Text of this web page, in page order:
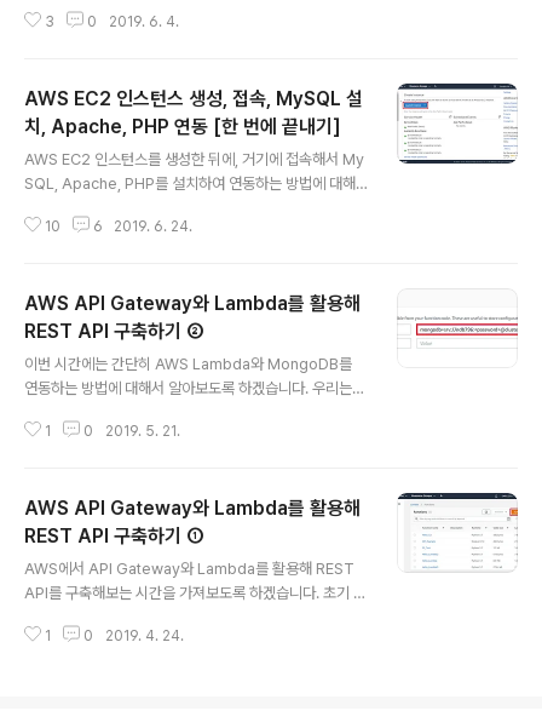
니다. 특히 AWS Lambda를 이용하면, 프로그램의 크기
해주어야 한다는 점에서 손이 많이 가게 됩니다. 이럴 때 S
erverless Framework를 이용하게 되면, AWS Lamb
da를 보다 손쉽게 이용할 수 있습니다. 직접 수작업으로 설
정하던 것과 비교했을 때, 복잡한 작업을 간단한 명령어로
대신 처리할 수 있도록 해주기 때문에 매우 유용합니다. S
erverless Framework를 이용하기 위해서는, IAM 사..
3 0 2019. 6. 4.
AWS EC2 인스턴스 생성, 접속, MySQL 설
치, Apache, PHP 연동 [한 번에 끝내기]
AWS EC2 인스턴스를 생성한 뒤에, 거기에 접속해서 My
SQL, Apache, PHP를 설치하여 연동하는 방법에 대해
C2 관리 페이지로 이동합니다. EC2 관리 페이지: http
Server 18.04 LTS (HVM), SSD Volume Type]로 인
스턴스를 생성합니다. 3. 무료 유형인 [t2.micro] 인스턴
스 유형을 선택한 뒤 [검토 및 시작] 버튼을 누릅니다. 이후
에 인스턴스를 시작할 수 있도록 하면 됩니다. 4. 키 페어를
생성해 저장한 뒤에 [인스턴스 시작] 버튼을 누릅니다. 인..
10 6 2019. 6. 24.
AWS API Gateway와 Lambda를 활용해
REST API 구축하기 ②
이번 시간에는 간단히 AWS Lambda와 MongoDB를
연동하는 방법에 대해서 알아보도록 하겠습니다. 우리는
들어볼 것입니다. AWS Lambda와 MongoDB 모두 구
의 MongoDB를 구축해보도록 하겠습니다. MongoDB
는 다음의 포스팅에서 제가 간단히 소개한 바 있습니다. htt
ps://ndb796.tistory.com/302 Atlas 무료 MongoD
B 사용 방법 공부 목적으로 MongoDB를 이용하시는 분
들은 Atlas 회사의 MongoDB 서비스를 가장 많이 사용
합니다. 이번 포스팅에서는 Atlas 회사의 무료 M..
1 0 2019. 5. 21.
AWS API Gateway와 Lambda를 활용해
REST API 구축하기 ①
AWS에서 API Gateway와 Lambda를 활용해 REST
API를 구축해보는 시간을 가져보도록 하겠습니다. 초기 설
터 만들어야 합니다. [Create Function] 버튼을 누릅니
1 0 2019. 4. 24.